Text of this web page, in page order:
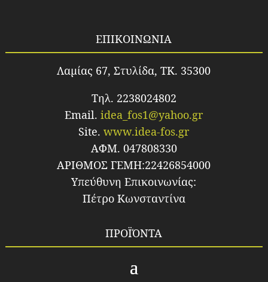
ΕΠΙΚΟΙΝΩΝΙΑ
Λαμίας 67, Στυλίδα, TK. 35300
Τηλ. 2238024802
Email.idea_fos1@yahoo.gr
Site.www.idea-fos.gr
ΑΦΜ. 047808330
ΑΡΙΘΜΟΣ ΓΕΜΗ:22426854000
Υπεύθυνη Επικοινωνίας:
Πέτρο Κωνσταντίνα
ΠΡΟΪΌΝΤΑ